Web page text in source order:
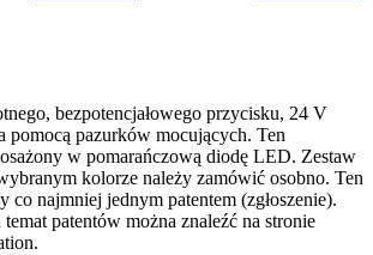
bezpotencjałowego przycisku, 24 V
pomocą pazurków mocujących. Ten
w pomarańczową diodę LED. Zestaw
kolorze należy zamówić osobno. Ten
co najmniej jednym patentem (zgłoszenie).
patentów można znaleźć na stronie